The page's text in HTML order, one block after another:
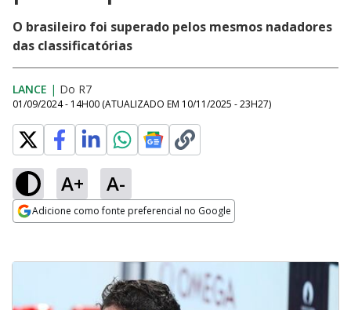
O brasileiro foi superado pelos mesmos nadadores
das classificatórias
LANCE | Do R7
01/09/2024 - 14H00 (ATUALIZADO EM 10/11/2025 - 23H27)
A+ A-
Adicione como fonte preferencial no Google